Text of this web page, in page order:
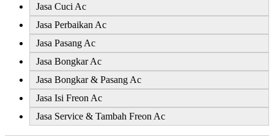
Jasa Cuci Ac
Jasa Perbaikan Ac
Jasa Pasang Ac
Jasa Bongkar Ac
Jasa Bongkar & Pasang Ac
Jasa Isi Freon Ac
Jasa Service & Tambah Freon Ac